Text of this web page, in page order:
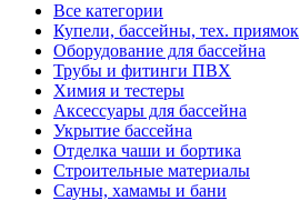
Все категории
Купели, бассейны, тех. приямок
Оборудование для бассейна
Трубы и фитинги ПВХ
Химия и тестеры
Аксессуары для бассейна
Укрытие бассейна
Отделка чаши и бортика
Строительные материалы
Сауны, хамамы и бани